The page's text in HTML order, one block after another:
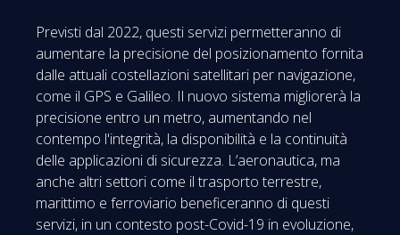
Previsti dal 2022, questi servizi permetteranno di
aumentare la precisione del posizionamento fornita
dalle attuali costellazioni satellitari per navigazione,
come il GPS e Galileo. Il nuovo sistema migliorerà la
precisione entro un metro, aumentando nel
contempo l'integrità, la disponibilità e la continuità
delle applicazioni di sicurezza. L’aeronautica, ma
anche altri settori come il trasporto terrestre,
marittimo e ferroviario beneficeranno di questi
servizi, in un contesto post-Covid-19 in evoluzione,